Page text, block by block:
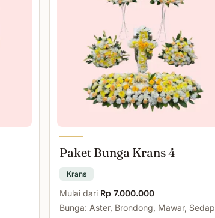
Paket Bunga Krans 4
Krans
Mulai dari Rp 7.000.000
Bunga: Aster, Brondong, Mawar, Sedap